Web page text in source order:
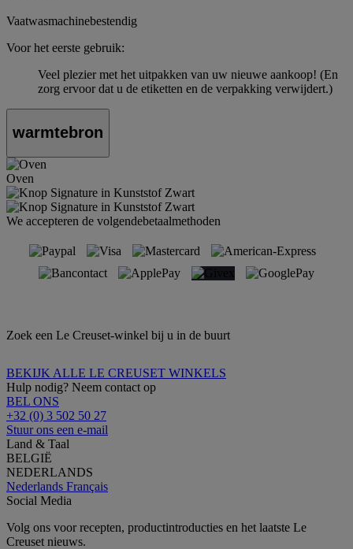
Vaatwasmachinebestendig
Voor het eerste gebruik:
Veel plezier met het uitpakken van uw nieuwe aankoop! (En
zorg ervoor dat u de etiketten en de verpakking verwijdert.)
warmtebron
Oven
We accepteren de volgendebetaalmethoden
Zoek een Le Creuset-winkel bij u in de buurt
BEKIJK ALLE LE CREUSET WINKELS
Hulp nodig? Neem contact op
BEL ONS
+32 (0) 3 502 50 27
Stuur ons een e-mail
Land & Taal
BELGIË
NEDERLANDS
Nederlands Français
Social Media
Volg ons voor recepten, productintroducties en het laatste Le
Creuset nieuws.